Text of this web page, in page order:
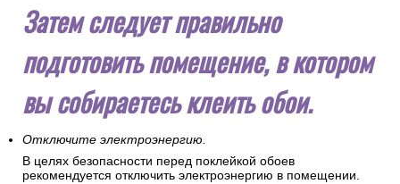
Затем следует правильно
подготовить помещение, в котором
вы собираетесь клеить обои.
Отключите электроэнергию.
В целях безопасности перед поклейкой обоев
рекомендуется отключить электроэнергию в помещении.